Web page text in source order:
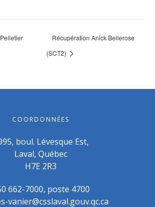
Récupération Anick Bellerose
(SCT2)
COORDONNÉES
boul. Lévesque Est,
Laval, Québec
H7E 2R3
662-7000, poste 4700
vanier@csslaval.gouv.qc.ca